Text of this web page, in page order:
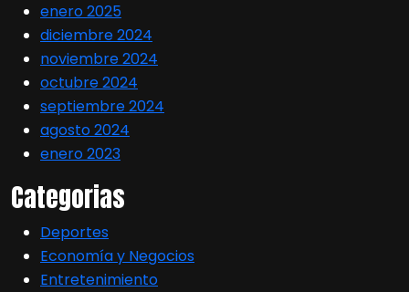
enero 2025
diciembre 2024
noviembre 2024
octubre 2024
septiembre 2024
agosto 2024
enero 2023
Categorias
Deportes
Economía y Negocios
Entretenimiento